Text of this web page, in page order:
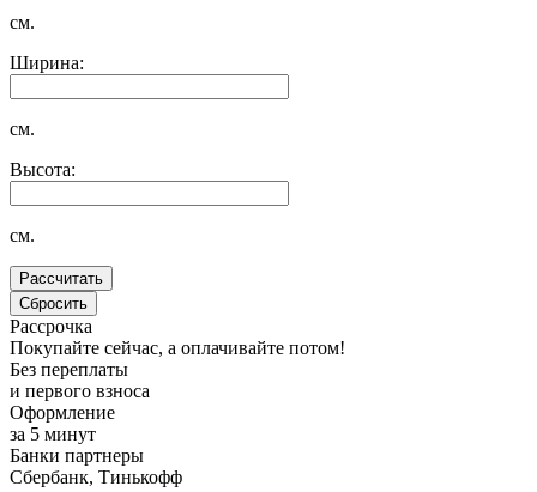
см.
Ширина:
см.
Высота:
см.
Рассрочка
Покупайте сейчас, а оплачивайте потом!
Без переплаты
и первого взноса
Оформление
за 5 минут
Банки партнеры
Сбербанк, Тинькофф